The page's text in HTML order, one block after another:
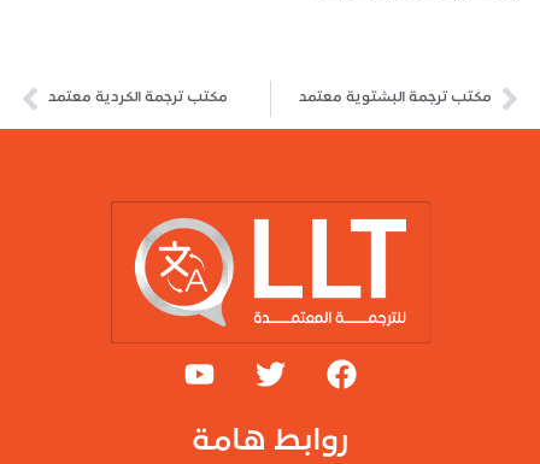
مكتب ترجمة البشتوية معتمد مكتب ترجمة الكردية معتمد
روابط هامة